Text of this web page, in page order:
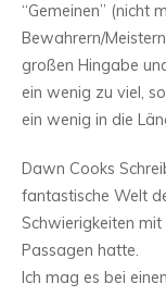
“Gemeinen” (nicht
Bewahrern/
großen Hingabe
ein wenig zu viel,
ein wenig in die
Dawn Cooks
fantastische Welt
Schwierigkeiten mit
Passagen hatte.
Ich mag es bei